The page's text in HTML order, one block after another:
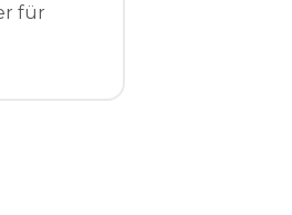
für